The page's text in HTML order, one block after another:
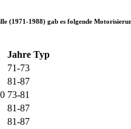
(1971-1988) gab es folgende
Jahre Typ
71-73
81-87
73-81
81-87
81-87